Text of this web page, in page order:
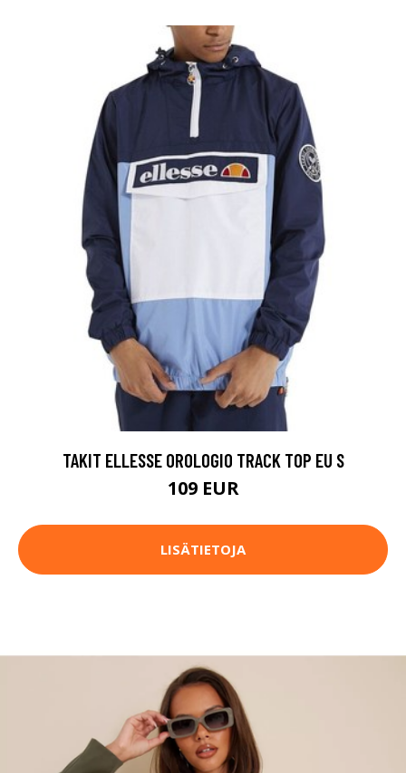
TAKIT ELLESSE OROLOGIO TRACK TOP EU S
109 EUR
LISÄTIETOJA